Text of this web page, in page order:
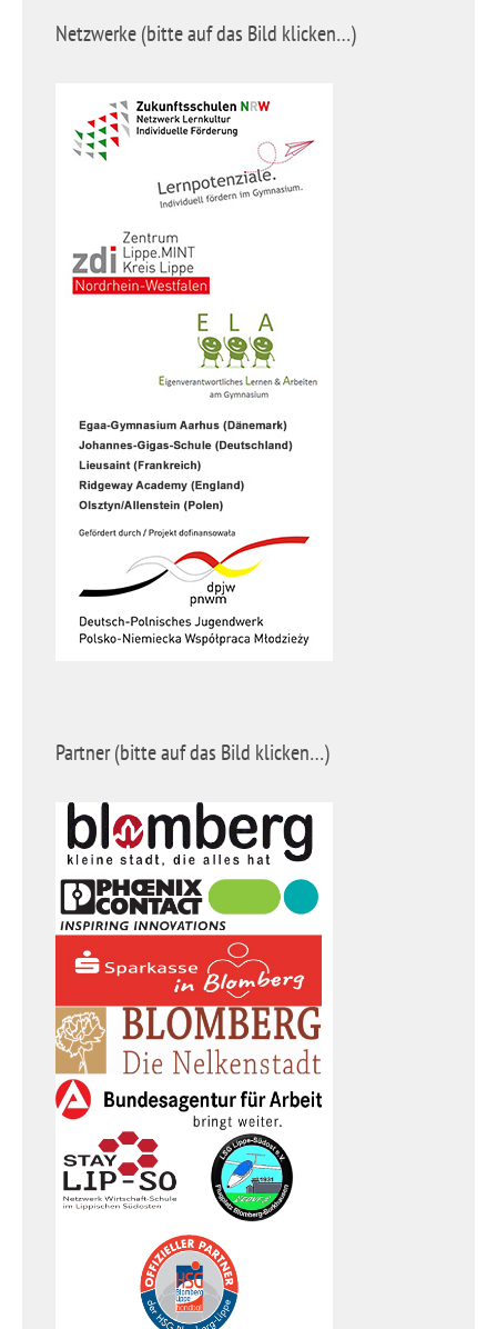
Netzwerke (bitte auf das Bild klicken…)
Partner (bitte auf das Bild klicken…)